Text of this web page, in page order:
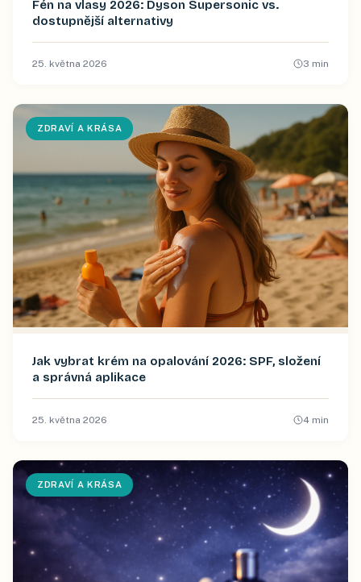
Fén na vlasy 2026: Dyson Supersonic vs.
dostupnější alternativy
25. května 2026 3 min
ZDRAVÍ A KRÁSA
Jak vybrat krém na opalování 2026: SPF, složení
a správná aplikace
25. května 2026 4 min
ZDRAVÍ A KRÁSA